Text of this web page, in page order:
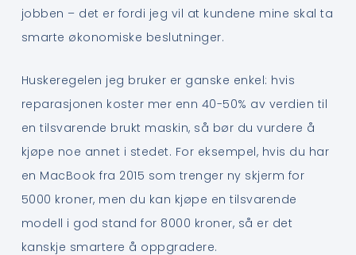
jobben – det er fordi jeg vil at kundene mine skal ta
smarte økonomiske beslutninger.
Huskeregelen jeg bruker er ganske enkel: hvis
reparasjonen koster mer enn 40-50% av verdien til
en tilsvarende brukt maskin, så bør du vurdere å
kjøpe noe annet i stedet. For eksempel, hvis du har
en MacBook fra 2015 som trenger ny skjerm for
5000 kroner, men du kan kjøpe en tilsvarende
modell i god stand for 8000 kroner, så er det
kanskje smartere å oppgradere.